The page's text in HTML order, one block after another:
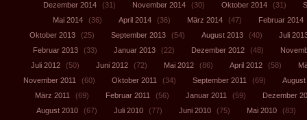
Dezember 2014
(31) November 2014 (30) Oktober 2014 (31)
Mai 2014
(36) April 2014 (36) März 2014 (47) Februar 2014
Oktober 2013
(25) September 2013 (54) August 2013 (40)
Juli
Februar 2013
(33) Januar 2013 (22) Dezember 2012 (48)
Juli 2012
(50) Juni 2012 (72) Mai 2012 (86) April 2012 (58)
November 2011
(60) Oktober 2011 (34) September 2011 (69)
August
März 2011
(69) Februar 2011 (56) Januar 2011 (59)
Dezember
August 2010
(67) Juli 2010 (77) Juni 2010 (75) Mai 2010
(83)